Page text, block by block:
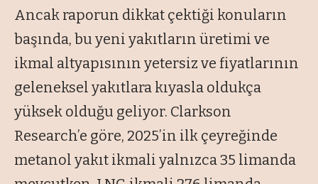
Ancak raporun dikkat çektiği konuların
başında, bu yeni yakıtların üretimi ve
ikmal altyapısının yetersiz ve fiyatlarının
geleneksel yakıtlara kıyasla oldukça
yüksek olduğu geliyor. Clarkson
Research’e göre, 2025’in ilk çeyreğinde
metanol yakıt ikmali yalnızca 35 limanda